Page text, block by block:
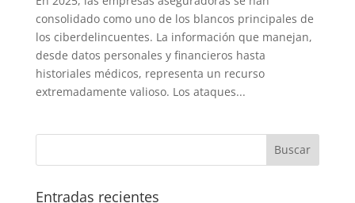
consolidado como uno de los blancos principales de
los ciberdelincuentes. La información que manejan,
desde datos personales y financieros hasta
historiales médicos, representa un recurso
extremadamente valioso. Los ataques...
Entradas recientes